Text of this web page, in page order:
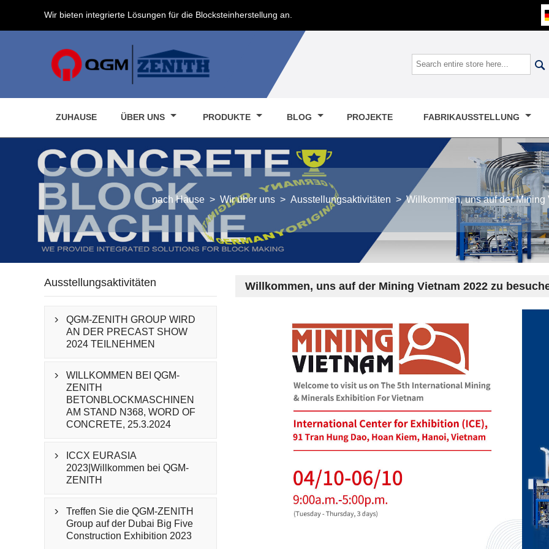
Wir bieten integrierte Lösungen für die Blocksteinherstellung an.

ZUHAUSE ÜBER UNS PRODUKTE BLOG PROJEKTE FABRIKAUSSTELLUNG
nach Hause > Wir über uns > Ausstellungsaktivitäten > Willkommen, uns auf der
Willkommen, uns auf der Mining Vietnam 2022 zu
Ausstellungsaktivitäten

QGM-ZENITH GROUP WIRD
AN DER PRECAST SHOW
2024 TEILNEHMEN

WILLKOMMEN BEI QGM-
ZENITH
BETONBLOCKMASCHINEN
AM STAND N368, WORD OF
CONCRETE, 25.3.2024

ICCX EURASIA
2023|Willkommen bei QGM-
ZENITH

Treffen Sie die QGM-ZENITH
Group auf der Dubai Big Five
Construction Exhibition 2023